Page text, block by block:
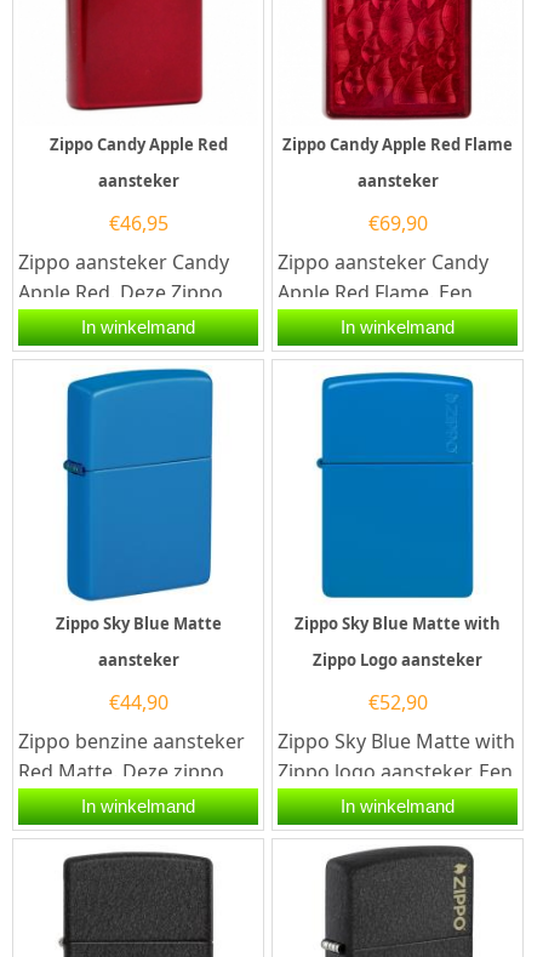
Zippo Candy Apple Red
aansteker
€46,95
Zippo aansteker Candy
Apple Red. Deze Zippo
aansteker heeft een
dieprode kleur met een
hoogglans...
In winkelmand
Zippo Candy Apple Red Flame
aansteker
€69,90
Zippo aansteker Candy
Apple Red Flame. Een
Zippo aansteker is een
kwalitatief...
In winkelmand
Zippo Sky Blue Matte
aansteker
€44,90
Zippo benzine aansteker
Red Matte. Deze zippo
benzine aansteker heeft
rondom een matte rode...
In winkelmand
Zippo Sky Blue Matte with
Zippo Logo aansteker
€52,90
Zippo Sky Blue Matte with
Zippo logo aansteker. Een
Zippo benzine aansteker
is een zeer...
In winkelmand